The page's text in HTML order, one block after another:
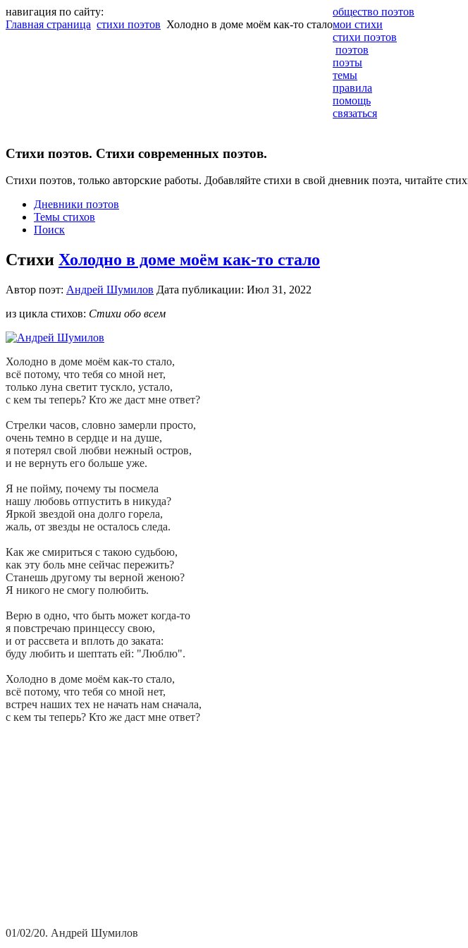
навигация по сайту:
Главная страница стихи поэтов Холодно в доме моём как-то стало
общество поэтов
мои стихи
стихи поэтов
поэтов
поэты
темы
правила
помощь
связаться
Cтихи поэтов. Стихи современных поэтов.
Стихи поэтов, только авторские работы. Добавляйте стихи в свой дневник поэта, читайте
Дневники поэтов
Темы стихов
Поиск
Стихи Холодно в доме моём как-то стало
Автор поэт: Андрей Шумилов Дата публикации: Июл 31, 2022
из цикла стихов: Стихи обо всем
Холодно в доме моём как-то стало,
всё потому, что тебя со мной нет,
только луна светит тускло, устало,
с кем ты теперь? Кто же даст мне ответ?
Стрелки часов, словно замерли просто,
очень темно в сердце и на душе,
я потерял свой любви нежный остров,
и не вернуть его больше уже.
Я не пойму, почему ты посмела
нашу любовь отпустить в никуда?
Яркой звездой она долго горела,
жаль, от звезды не осталось следа.
Как же смириться с такою судьбою,
как эту боль мне сейчас пережить?
Станешь другому ты верной женою?
Я никого не смогу полюбить.
Верю в одно, что быть может когда-то
я повстречаю принцессу свою,
и от рассвета и вплоть до заката:
буду любить и шептать ей: "Люблю".
Холодно в доме моём как-то стало,
всё потому, что тебя со мной нет,
встреч наших тех не начать нам сначала,
с кем ты теперь? Кто же даст мне ответ?
01/02/20. Андрей Шумилов